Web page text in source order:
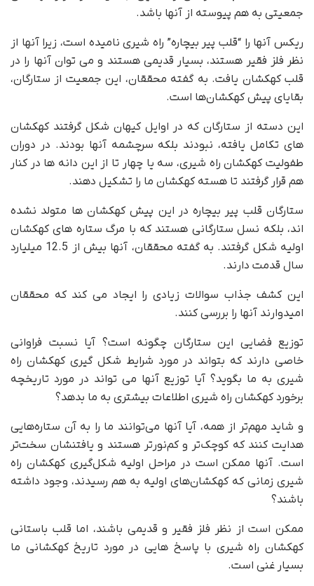
جمعیتی به هم پیوسته از آنها باشد.
ریکس آنها را “قلب پیر بیچاره” راه شیری نامیده است، زیرا آنها از
نظر فلز فقیر هستند، بسیار قدیمی هستند و می توان آنها را در
قلب کهکشان یافت. به گفته محققان، این جمعیت از ستارگان،
بقایای پیش کهکشان‌ها است.
این دسته از ستارگان که در اوایل کیهان شکل گرفتند کهکشان
های تکامل یافته، نبودند بلکه سرچشمه آنها بودند. در دوران
طفولیت کهکشان راه شیری، سه یا چهار تا از این دانه ها در کنار
هم قرار گرفتند تا هسته کهکشان ما را تشکیل دهند.
ستارگان قلب پیر بیچاره در این پیش کهکشان ها متولد نشده
اند، بلکه نسل ستارگانی هستند که با مرگ ستاره های کهکشان
اولیه شکل گرفتند. به گفته محققان، آنها بیش از 12.5 میلیارد
سال قدمت دارند.
این کشف جذاب سوالات زیادی را ایجاد می کند که محققان
امیدوارند آنها را بررسی کنند.
توزیع فضایی این ستارگان چگونه است؟ آیا نسبت فراوانی
خاصی دارند که بتواند در مورد شرایط شکل گیری کهکشان راه
شیری به ما بگوید؟ آیا توزیع آنها می تواند در مورد تاریخچه
برخورد کهکشان راه شیری اطلاعات بیشتری به ما بدهد؟
و شاید مهم‌تر از همه، آیا آنها می‌توانند ما را به آن ستاره‌هایی
هدایت کنند که کوچک‌تر و کم‌نورتر هستند و یافتنشان سخت‌تر
است. آنها ممکن است در مراحل اولیه شکل‌گیری کهکشان راه
شیری زمانی که کهکشان‌های اولیه به هم رسیدند، وجود داشته
باشند؟
ممکن است از نظر فلز فقیر و قدیمی باشند، اما قلب باستانی
کهکشان راه شیری با پاسخ هایی در مورد تاریخ کهکشانی ما
بسیار غنی است.